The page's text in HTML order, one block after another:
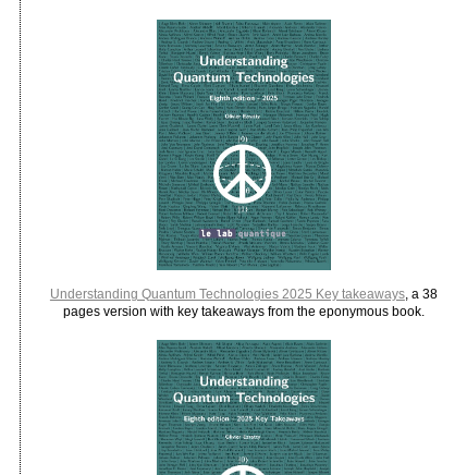
Understanding Quantum Technologies 2025 Key takeaways, a 38
pages version with key takeaways from the eponymous book.